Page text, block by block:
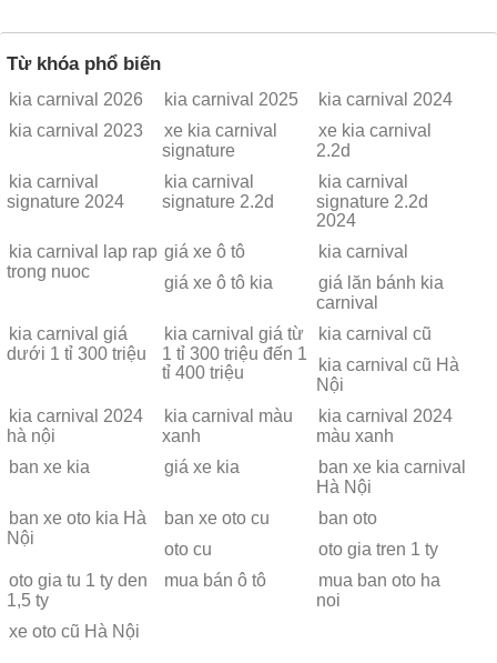
Từ khóa phổ biến
kia carnival 2026 kia carnival 2025
kia carnival 2024
kia carnival 2023
xe kia carnival
signature
xe kia carnival
2.2d
kia carnival
signature 2024
kia carnival
signature 2.2d
kia carnival
signature 2.2d
2024
kia carnival lap rap
trong nuoc
giá xe ô tô
kia carnival
giá xe ô tô kia
giá lăn bánh kia
carnival
kia carnival giá
dưới 1 tỉ 300 triệu
kia carnival giá từ
1 tỉ 300 triệu đến 1
tỉ 400 triệu
kia carnival cũ
kia carnival cũ Hà
Nội
kia carnival 2024
hà nội
kia carnival màu
xanh
kia carnival 2024
màu xanh
ban xe kia
giá xe kia
ban xe kia carnival
Hà Nội
ban xe oto kia Hà
Nội
ban xe oto cu
ban oto
oto cu
oto gia tren 1 ty
oto gia tu 1 ty den
1,5 ty
mua bán ô tô
mua ban oto ha
noi
xe oto cũ Hà Nội